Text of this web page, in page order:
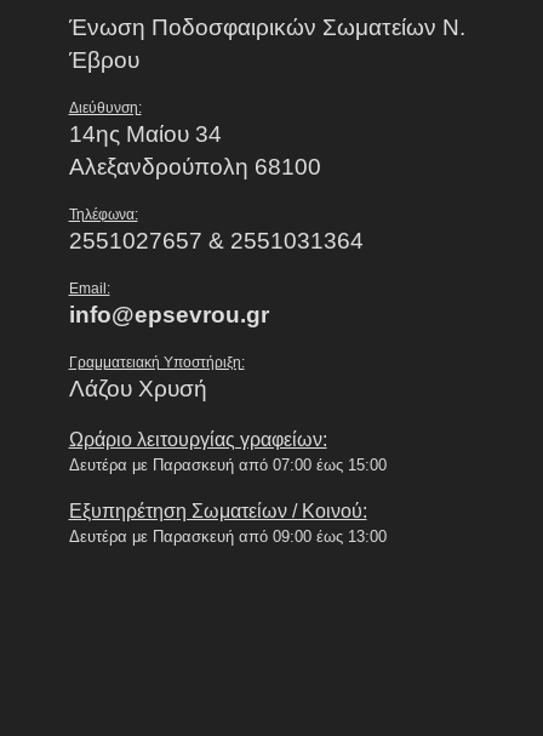
Ένωση Ποδοσφαιρικών Σωματείων Ν.
Έβρου
Διεύθυνση:
14ης Μαίου 34
Αλεξανδρούπολη 68100
Τηλέφωνα:
2551027657 & 2551031364
Email:
info@epsevrou.gr
Γραμματειακή Υποστήριξη:
Λάζου Χρυσή
Ωράριο λειτουργίας γραφείων:
Δευτέρα με Παρασκευή από 07:00 έως 15:00
Εξυπηρέτηση Σωματείων / Κοινού:
Δευτέρα με Παρασκευή από 09:00 έως 13:00